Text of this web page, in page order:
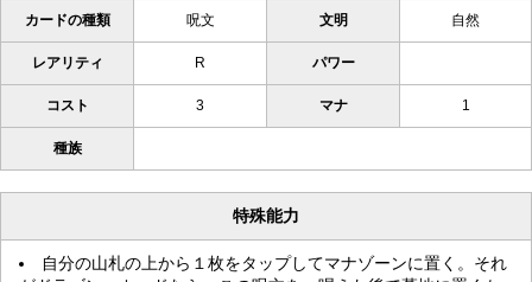
カードの種類 呪文 文明 自然
レアリティ R パワー
コスト 3 マナ 1
種族
特殊能力
自分の山札の上から１枚をタップしてマナゾーンに置く。それ